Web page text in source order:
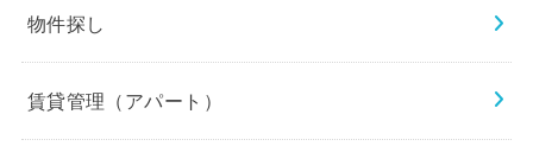
物件探し
賃貸管理（アパート）